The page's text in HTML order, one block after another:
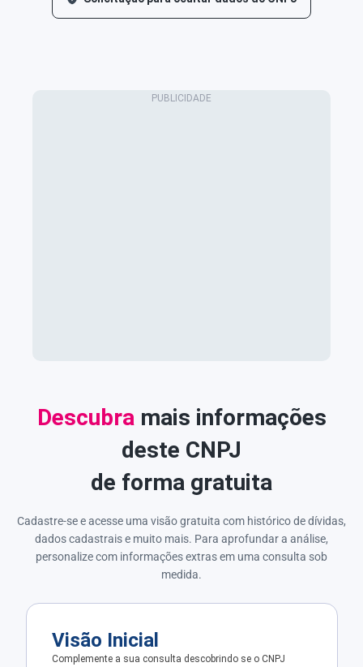
Descubra mais informações
deste CNPJ
de forma gratuita
Cadastre-se e acesse uma visão gratuita com histórico de dívidas,
dados cadastrais e muito mais. Para aprofundar a análise,
personalize com informações extras em uma consulta sob
medida.
Visão Inicial
Complemente a sua consulta descobrindo se o CNPJ